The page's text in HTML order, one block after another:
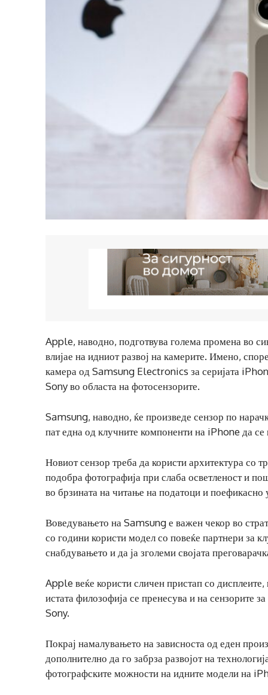
Apple, наводно, подготвува голема промена во
влијае на идниот развој на камерите. Имено,
камера од Samsung Electronics за серијата
Sony во областа на фотосензорите.
Samsung, наводно, ќе произведе сензор по
пат една од клучните компоненти на iPhone да
Новиот сензор треба да користи архитектура со
подобра фотографија при слаба осветленост и
во брзината на читање на податоци и поефикасно
Воведувањето на Samsung е важен чекор во
со години користи модел со повеќе партнери за
снабдувањето и да ја зголеми својата
Apple веќе користи сличен пристап со
истата филозофија се пренесува и на сензорите
Sony.
Покрај намалувањето на зависноста од еден
дополнително да го забрза развојот на
фотографските можности на идните модели на